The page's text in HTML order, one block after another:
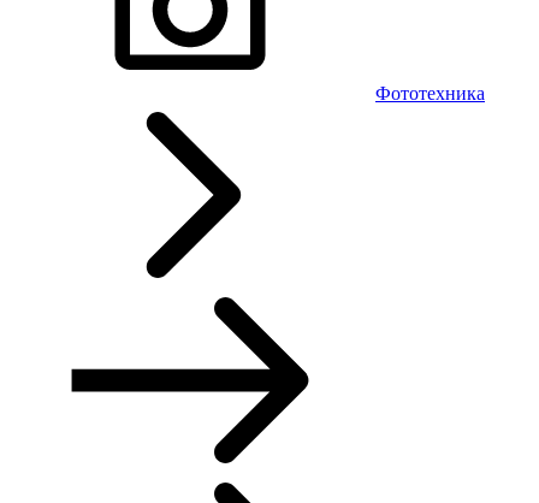
Фототехника